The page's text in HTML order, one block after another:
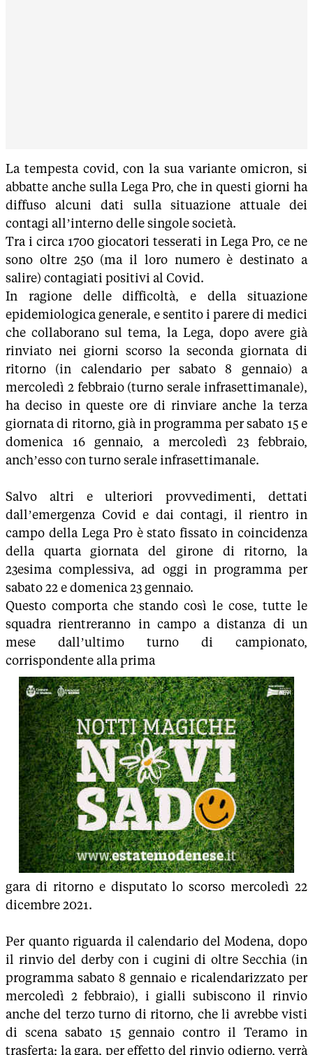
La tempesta covid, con la sua variante omicron, si
abbatte anche sulla Lega Pro, che in questi giorni ha
diffuso alcuni dati sulla situazione attuale dei
contagi all’interno delle singole società.
Tra i circa 1700 giocatori tesserati in Lega Pro, ce ne
sono oltre 250 (ma il loro numero è destinato a
salire) contagiati positivi al Covid.
In ragione delle difficoltà, e della situazione
epidemiologica generale, e sentito i parere di medici
che collaborano sul tema, la Lega, dopo avere già
rinviato nei giorni scorso la seconda giornata di
ritorno (in calendario per sabato 8 gennaio) a
mercoledì 2 febbraio (turno serale infrasettimanale),
ha deciso in queste ore di rinviare anche la terza
giornata di ritorno, già in programma per sabato 15 e
domenica 16 gennaio, a mercoledì 23 febbraio,
anch’esso con turno serale infrasettimanale.
Salvo altri e ulteriori provvedimenti, dettati
dall’emergenza Covid e dai contagi, il rientro in
campo della Lega Pro è stato fissato in coincidenza
della quarta giornata del girone di ritorno, la
23esima complessiva, ad oggi in programma per
sabato 22 e domenica 23 gennaio.
Questo comporta che stando così le cose, tutte le
squadra rientreranno in campo a distanza di un
mese dall’ultimo turno di campionato,
corrispondente alla prima
gara di ritorno e disputato lo scorso mercoledì 22
dicembre 2021.
Per quanto riguarda il calendario del Modena, dopo
il rinvio del derby con i cugini di oltre Secchia (in
programma sabato 8 gennaio e ricalendarizzato per
mercoledì 2 febbraio), i gialli subiscono il rinvio
anche del terzo turno di ritorno, che li avrebbe visti
di scena sabato 15 gennaio contro il Teramo in
trasferta; la gara, per effetto del rinvio odierno, verrà